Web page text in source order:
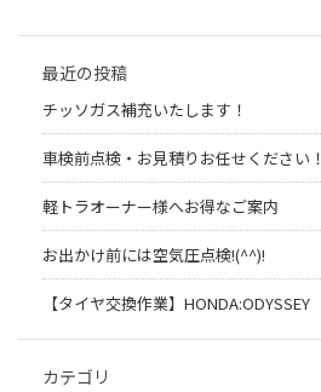
最近の投稿
チッソガス補充いたします！
車検前点検・お見積りお任せください！
軽トラオーナー様へお得なご案内
お出かけ前には空気圧点検!(^^)!
【タイヤ交換作業】HONDA:ODYSSEY
カテゴリ